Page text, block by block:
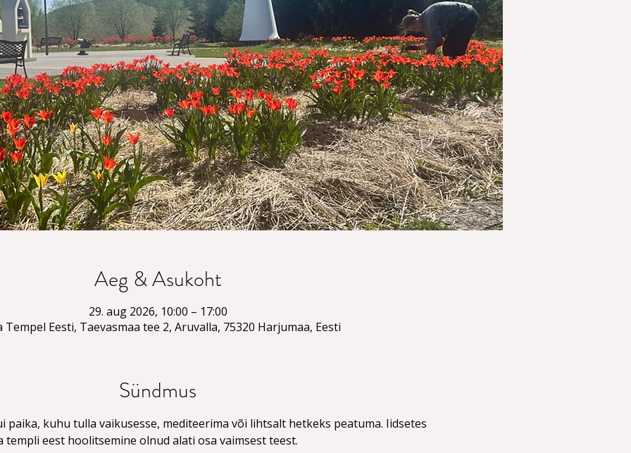
Aeg & Asukoht
29. aug 2026, 10:00 – 17:00
Tempel Eesti, Taevasmaa tee 2, Aruvalla, 75320 Harjumaa, Eesti
Sündmus
paika, kuhu tulla vaikusesse, mediteerima või lihtsalt hetkeks peatuma. Iidsetes
eest hoolitsemine olnud alati osa vaimsest teest.